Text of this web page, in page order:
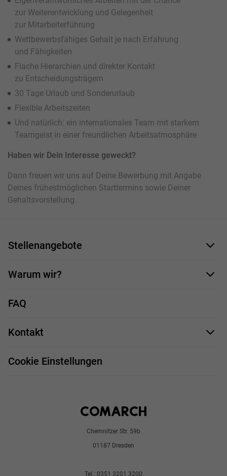
zur Weiterentwicklung und Gelegenheit
zur Mitarbeiterführung
Wettbewerbsfähiges Gehalt je nach Erfahrung
und Fähigkeiten
Flache Hierarchien und direkter Kontakt
zu Entscheidungsträgern
30 Tage Urlaub und Sonderurlaub
Flexible Arbeitszeiten
Und natürlich: ein internationales Team mit starkem
Teamgeist in einer freundlichen Arbeitsatmosphäre
Haben wir Dein Interesse geweckt?
Dann freuen wir uns auf Deine Bewerbung mit Angabe
Deines frühestmöglichen Starttermins sowie Deiner
Gehaltsvorstellung.
Chemnitzer Str. 59b
01187 Dresden
Tel.: 0351 3201 3200
Stellenangebote
Bewerbungsformular
Warum wir?
Stellenprofile
Bewerbungsprozess
FAQ
Kontakt
Impressum
Cookie Einstellungen